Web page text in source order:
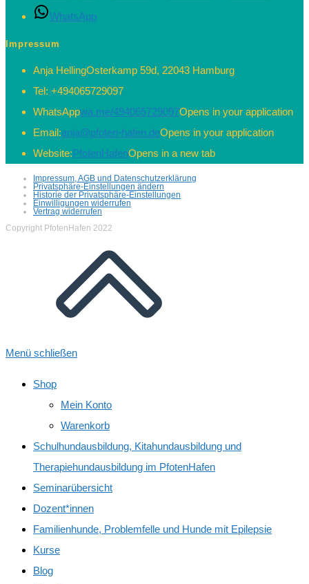
WhatsApp
Impressum
Anja HellingOsterkamp 59d, 22043 Hamburg
Tel: +494065729097
WhatsAppwa.me/494065729097Opens in your application
Email:anja@pfoten-hafen.deOpens in your application
Website:PfotenHafenOpens in a new tab
Impressum, AGB und Datenschutzerklärung
Privatsphäre-Einstellungen ändern
Historie der Privatsphäre-Einstellungen
Einwilligungen widerrufen
Vertrag widerrufen
Copyright PfotenHafen 2022
Menü schließen
Shop
Mein Konto
Warenkorb
Schulhundausbildung, Kitahundausbildung und
Therapiehundausbildung im PfotenHafen
Seminarübersicht
Dozent*innen
Familienhunde, Problemfelle und Hunde mit Epilepsie
Kurse
Blog